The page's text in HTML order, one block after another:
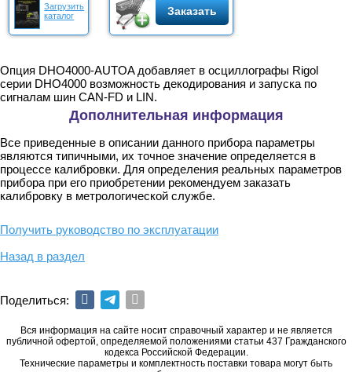
Загрузить
каталог
Заказать
Опция DHO4000-AUTOA добавляет в осциллографы Rigol
серии DHO4000 возможность декодирования и запуска по
сигналам шин CAN-FD и LIN.
Дополнительная информация
Все приведенные в описании данного прибора параметры
являются типичными, их точное значение определяется в
процессе калибровки. Для определения реальных параметров
прибора при его приобретении рекомендуем заказать
калибровку в метрологической службе.
Получить руководство по эксплуатации
Назад в раздел
Поделиться:
Вся информация на сайте носит справочный характер и не является
публичной офертой, определяемой положениями статьи 437 Гражданского
кодекса Российской Федерации.
Технические параметры и комплектность поставки товара могут быть